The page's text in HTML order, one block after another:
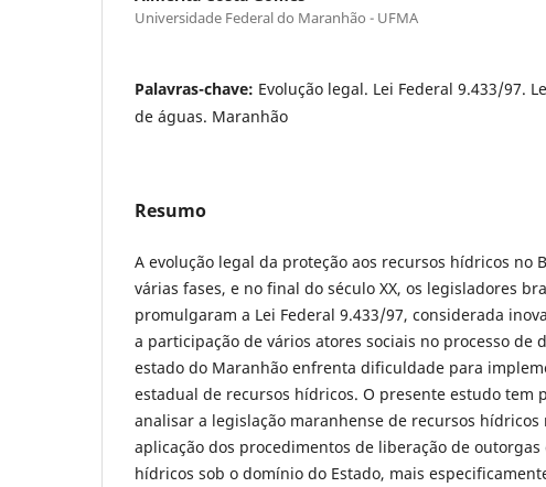
Universidade Federal do Maranhão - UFMA
Palavras-chave: Evolução legal. Lei Federal 9.433/97.
de águas. Maranhão
Resumo
A evolução legal da proteção aos recursos hídricos no
várias fases, e no final do século XX, os legisladores
promulgaram a Lei Federal 9.433/97, considerada
a participação de vários atores sociais no processo de
estado do Maranhão enfrenta dificuldade para
estadual de recursos hídricos. O presente estudo tem
analisar a legislação maranhense de recursos hídricos
aplicação dos procedimentos de liberação de outorgas
hídricos sob o domínio do Estado, mais